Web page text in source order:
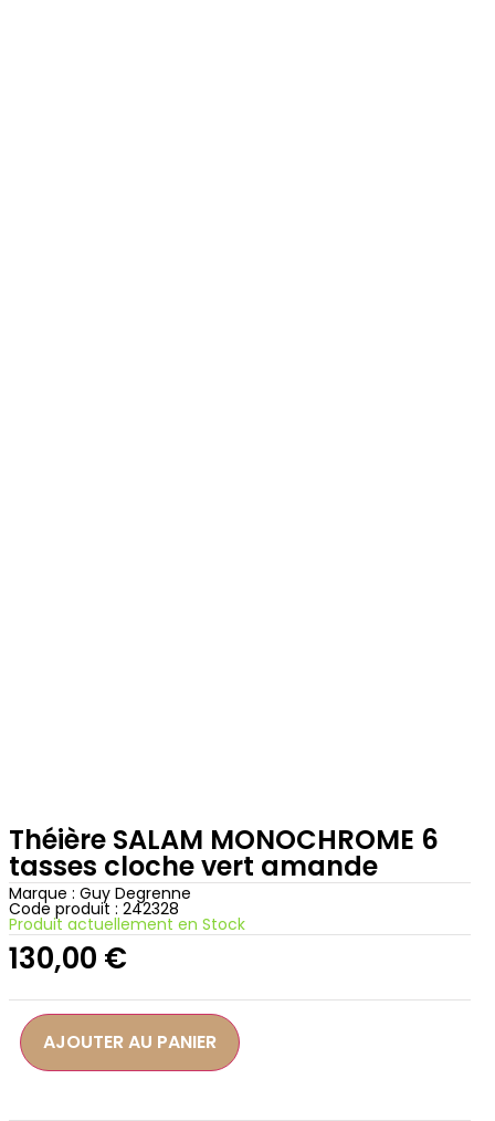
Théière SALAM MONOCHROME 6
tasses cloche vert amande
Marque : Guy Degrenne
Code produit : 242328
Produit actuellement en Stock
130,00 €
AJOUTER AU PANIER